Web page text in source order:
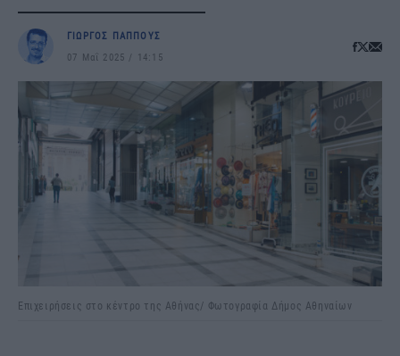
ΓΙΩΡΓΟΣ ΠΑΠΠΟΥΣ
07 Μαΐ 2025
14:15
Επιχειρήσεις στο κέντρο της Αθήνας/ Φωτογραφία Δήμος Αθηναίων